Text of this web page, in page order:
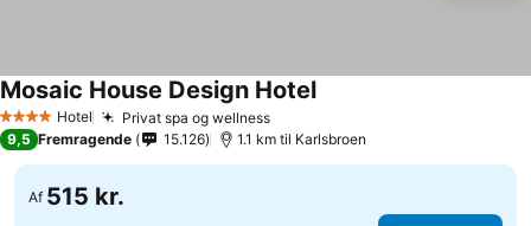
4 StjernerHotel Privat spa og wellnessSe priser
Mosaic House Design HotelSe priser
9,5 Fremragende 15.126 1.1 km til Karlsbroen
Af 515 kr.